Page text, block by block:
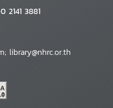
2141 3881
library@nhrc.or.th